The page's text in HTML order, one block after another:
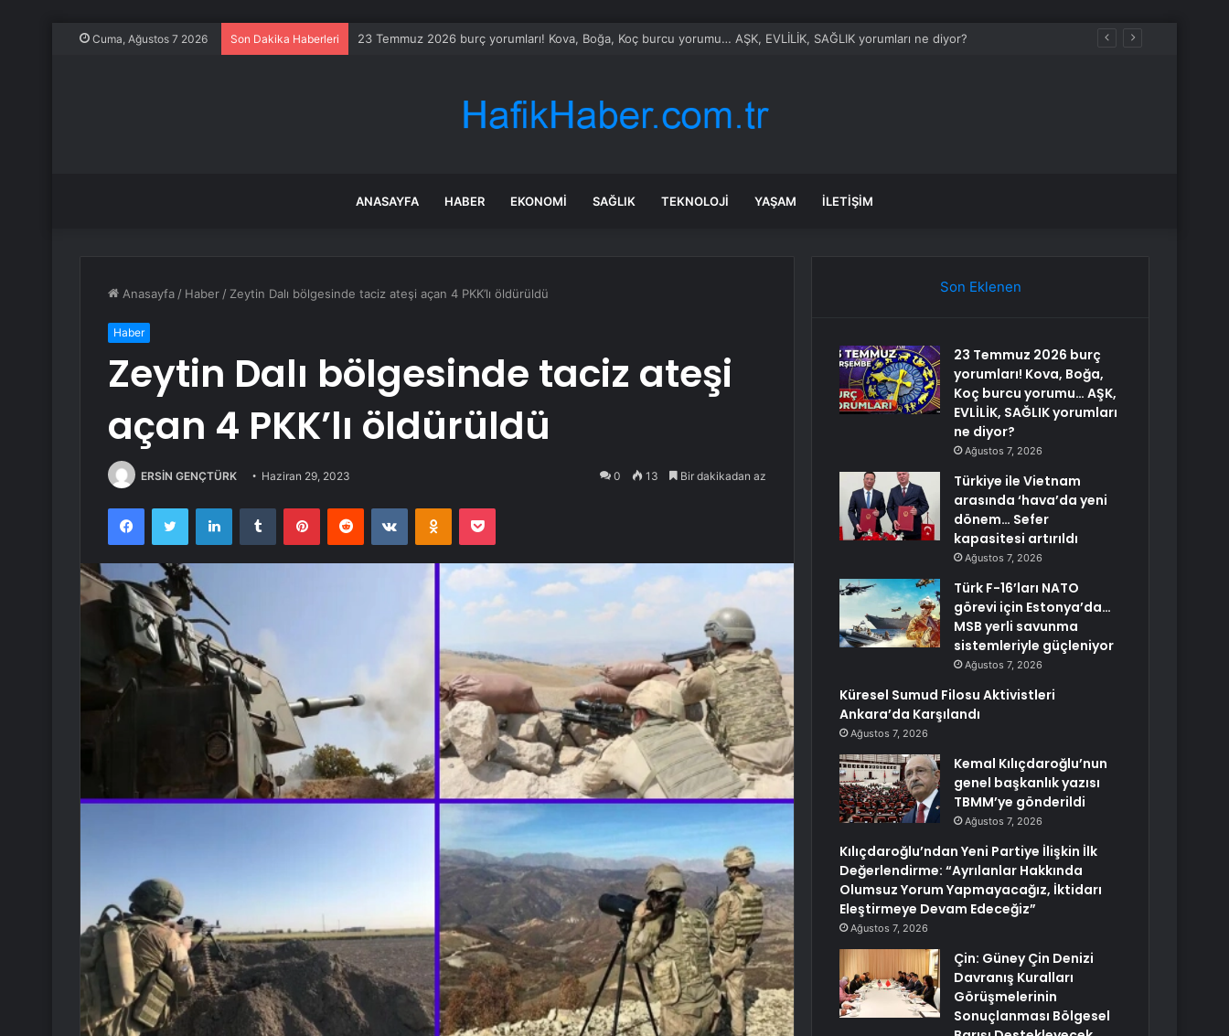
Cuma, Ağustos 7 2026 Son Dakika Haberleri Türkiye ile Vietnam arasında ‘hava’da yeni dönem… Sefer kapasitesi artırıldı
ANASAYFA HABER EKONOMI SAĞLIK TEKNOLOJI YAŞAM İLETIŞIM
Anasayfa / Haber / Zeytin Dalı bölgesinde taciz ateşi açan 4 PKK’lı öldürüldü
Haber
Zeytin Dalı bölgesinde taciz ateşi
açan 4 PKK’lı öldürüldü
ERSİN GENÇTÜRK Haziran 29, 2023 0 13 Bir dakikadan az
FacebookTwitter LinkedInTumblr PinterestReddit VKontakteOdnoklassniki
Pocket
Son Eklenen
23 Temmuz 2026 burç
yorumları! Kova, Boğa,
Koç burcu yorumu… AŞK,
EVLİLİK, SAĞLIK yorumları
ne diyor?
Ağustos 7, 2026
Türkiye ile Vietnam
arasında ‘hava’da yeni
dönem… Sefer
kapasitesi artırıldı
Ağustos 7, 2026
Türk F-16’ları NATO
görevi için Estonya’da…
MSB yerli savunma
sistemleriyle güçleniyor
Ağustos 7, 2026
Küresel Sumud Filosu Aktivistleri
Ankara’da Karşılandı
Ağustos 7, 2026
Kemal Kılıçdaroğlu’nun
genel başkanlık yazısı
TBMM’ye gönderildi
Ağustos 7, 2026
Kılıçdaroğlu’ndan Yeni Partiye İlişkin İlk
Değerlendirme: “Ayrılanlar Hakkında
Olumsuz Yorum Yapmayacağız, İktidarı
Eleştirmeye Devam Edeceğiz”
Ağustos 7, 2026
Çin: Güney Çin Denizi
Davranış Kuralları
Görüşmelerinin
Sonuçlanması Bölgesel